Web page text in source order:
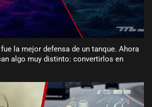
la mejor defensa de un tanque. Ahora
algo muy distinto: convertirlos en